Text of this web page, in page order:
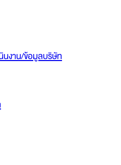
นงาน/ข้อมูลบริษัท